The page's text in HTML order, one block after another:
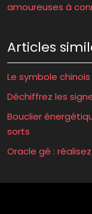
amoureuses à
Articles
Le symbole
Déchiffrez les
Bouclier
sorts
Oracle gé :